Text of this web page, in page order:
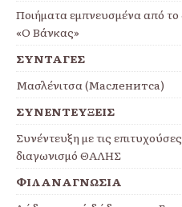
Ποιήματα εμπνευσμένα από
«Ο Βάνκας»
ΣΥΝΤΑΓΕΣ
Μασλένιτσα (Масленитса)
ΣΥΝΕΝΤΕΥΞΕΙΣ
Συνέντευξη με τις
διαγωνισμό ΘΑΛΗΣ
ΦΙΛΑΝΑΓΝΩΣΙΑ